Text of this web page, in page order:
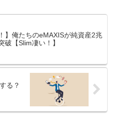
】俺たちのeMAXISが純資産2兆
破【Slim凄い！】
る？